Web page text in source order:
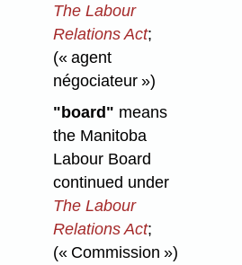
The Labour
Relations Act;
(« agent
négociateur »)
"board" means
the Manitoba
Labour Board
continued under
The Labour
Relations Act;
(« Commission »)